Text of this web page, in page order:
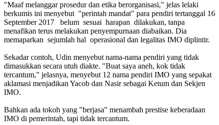
"Maaf melanggar prosedur dan etika berorganisasi," jelas lelaki
berkumis ini menyebut "perintah mandat" para pendiri tertanggal 16
September 2017 belum sesuai harapan dilakukan, tanpa
menafikan terus melakukan penyempurnaan diabaikan. Dia
memaparkan sejumlah hal operasional dan legalitas IMO diplintir.
Sekadar contoh, Udin menyebut nama-nama pendiri yang tidak
dimasukkan secara utuh diakte. "Buat saya aneh, kok tidak
tercantum," jelasnya, menyebut 12 nama pendiri IMO yang sepakat
aklamasi menjadikan Yacob dan Nasir sebagai Ketum dan Sekjen
IMO.
Bahkan ada tokoh yang "berjasa" menambah prestise keberadaan
IMO di pemerintah, tapi tidak tercantum.